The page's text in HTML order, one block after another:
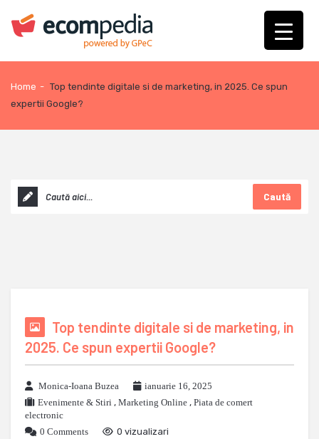
Home - Top tendinte digitale si de marketing, in 2025. Ce spun
expertii Google?
Caută
Top tendinte digitale si de marketing, in
2025. Ce spun expertii Google?
Monica-Ioana Buzea
ianuarie 16, 2025
Evenimente & Stiri , Marketing Online , Piata de comert
electronic
0 Comments
0 vizualizari